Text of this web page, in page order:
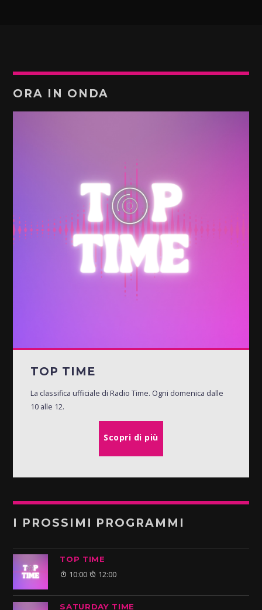
ORA IN ONDA
TOP TIME
La classifica ufficiale di Radio Time. Ogni domenica dalle
10 alle 12.
Scopri di più
I PROSSIMI PROGRAMMI
TOP TIME
10:00 12:00
SATURDAY TIME